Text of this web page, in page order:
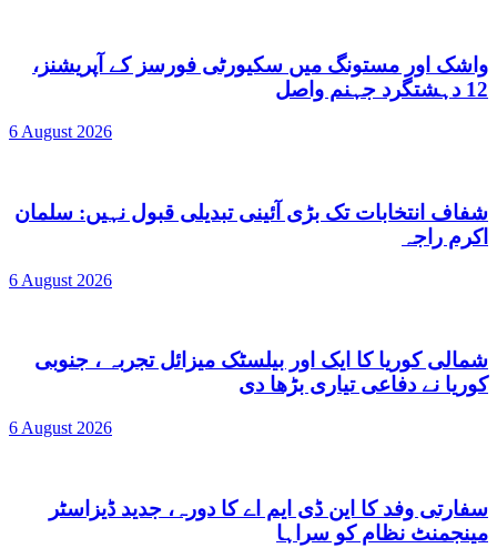
واشک اور مستونگ میں سکیورٹی فورسز کے آپریشنز،
12 دہشتگرد جہنم واصل
6 August 2026
شفاف انتخابات تک بڑی آئینی تبدیلی قبول نہیں: سلمان
اکرم راجہ
6 August 2026
شمالی کوریا کا ایک اور بیلسٹک میزائل تجربہ ، جنوبی
کوریا نے دفاعی تیاری بڑھا دی
6 August 2026
سفارتی وفد کا این ڈی ایم اے کا دورہ، جدید ڈیزاسٹر
مینجمنٹ نظام کو سراہا